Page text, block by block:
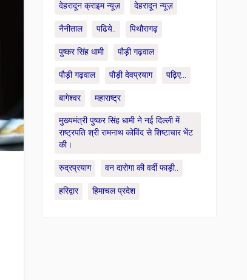
देहरादून क्राइम न्यूज़ देहरादून न्यूज़
नैनीताल पढिये.. पिथौरागढ़
पुष्कर सिंह धामी पौड़ी गढ़वाल
पौड़ी गढ़वाल पौड़ी देवप्रयाग पढ़िए...
बागेश्वर महाराष्ट्र
मुख्यमंत्री पुष्कर सिंह धामी ने नई दिल्ली में
राष्ट्रपति श्री रामनाथ कोविंद से शिष्टाचार भेंट
की।
रुद्रप्रयाग वन दारोगा की वर्दी फाड़ी..
हरिद्वार हिमाचल प्रदेश